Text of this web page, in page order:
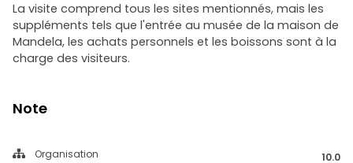
La visite comprend tous les sites mentionnés, mais les
suppléments tels que l'entrée au musée de la maison de
Mandela, les achats personnels et les boissons sont à la
charge des visiteurs.
Note
Organisation 10.0